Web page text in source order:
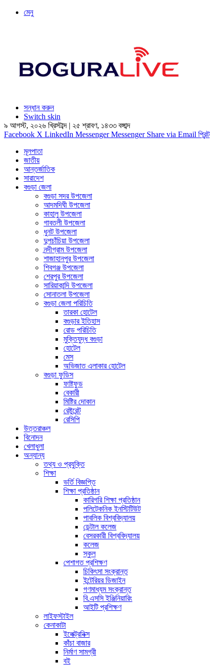
মেনু
সন্ধান করুন
Switch skin
৯ আগস্ট, ২০২৬ খ্রিস্টাব্দ | ২৫ শ্রাবণ, ১৪৩৩ বঙ্গাব্দ
Facebook X LinkedIn Messenger Messenger Share via Email প্রিন্ট
মূলপাতা
জাতীয়
আন্তর্জাতিক
সারাদেশ
বগুড়া জেলা
বগুড়া সদর উপজেলা
আদমদিঘী উপজেলা
কাহালু উপজেলা
গাবতলী উপজেলা
ধুনট উপজেলা
দুপচাঁচিয়া উপজেলা
নন্দীগ্রাম উপজেলা
শাজাহানপুর উপজেলা
শিবগঞ্জ উপজেলা
শেরপুর উপজেলা
সারিয়াকান্দি উপজেলা
সোনাতলা উপজেলা
বগুড়া জেলা পরিচিতি
তারকা হোটেল
বগুড়ার ইতিহাস
রোড পরিচিতি
মুক্তিযুদ্ধ বগুড়া
হোটেল
মেস
অভিজাত এলাকার হোটেল
বগুড়া ফুডিস
ফাষ্টফুড
বেকারী
মিষ্টির দোকান
রেষ্টুরেন্ট
রেসিপি
উত্তরাঞ্চল
বিনোদন
খেলাধুলা
অন্যান্য
তথ্য ও প্রযুক্তি
শিক্ষা
ভর্তি বিজ্ঞপ্তি
শিক্ষা প্রতিষ্ঠান
কারিগরি শিক্ষা প্রতিষ্ঠান
পলিটেকনিক ইনস্টিটিউট
পাবলিক বিশ্ববিদ্যালয়
ডেন্টাল কলেজ
বেসরকারী বিশ্ববিদ্যালয়
কলেজ
স্কুল
পেশাগত প্রশিক্ষণ
চিকিৎসা সংক্রান্ত
ইন্টেরিয়র ডিজাইন
গণমাধ্যম সংক্রান্ত
বি.এসসি ইঞ্জিনিয়ারিং
আইটি প্রশিক্ষণ
লাইফস্টাইল
কেনাকাটা
ইলেক্ট্রনিক্স
কাঁচা বাজার
নির্মাণ সামগ্রী
বই